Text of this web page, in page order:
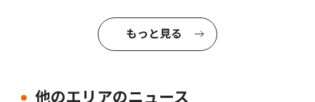
もっと見る
他のエリアのニュース